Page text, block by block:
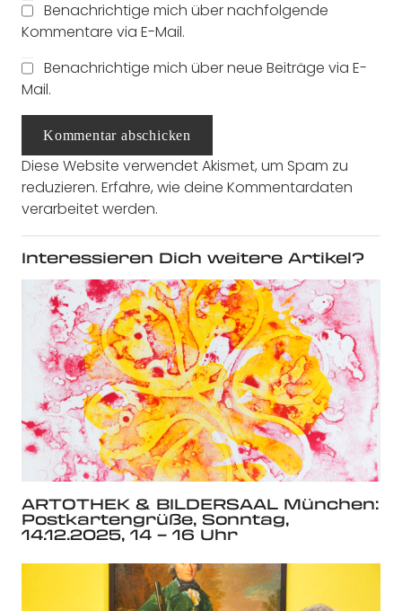
Benachrichtige mich über nachfolgende
Kommentare via E-Mail.
Benachrichtige mich über neue Beiträge via E-
Mail.
Kommentar abschicken
Diese Website verwendet Akismet, um Spam zu
reduzieren. Erfahre, wie deine Kommentardaten
verarbeitet werden.
Interessieren Dich weitere Artikel?
ARTOTHEK & BILDERSAAL München:
Postkartengrüße, Sonntag,
14.12.2025, 14 – 16 Uhr